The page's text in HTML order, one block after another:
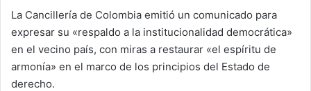
La Cancillería de Colombia emitió un comunicado para
expresar su «respaldo a la institucionalidad democrática»
en el vecino país, con miras a restaurar «el espíritu de
armonía» en el marco de los principios del Estado de
derecho.